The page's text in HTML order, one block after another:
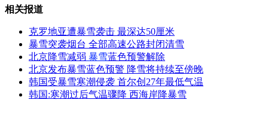
日政坛对华政策分化 和平立场"共生党"或成立
民工称买火车票像中彩票一样难
相关报道
克罗地亚遭暴雪袭击 最深达50厘米
暴雪突袭烟台 全部高速公路封闭清雪
北京降雪减弱 暴雪蓝色预警解除
北京发布暴雪蓝色预警 降雪将持续至傍晚
韩国受暴雪寒潮侵袭 首尔创27年最低气温
韩国:寒潮过后气温骤降 西海岸降暴雪